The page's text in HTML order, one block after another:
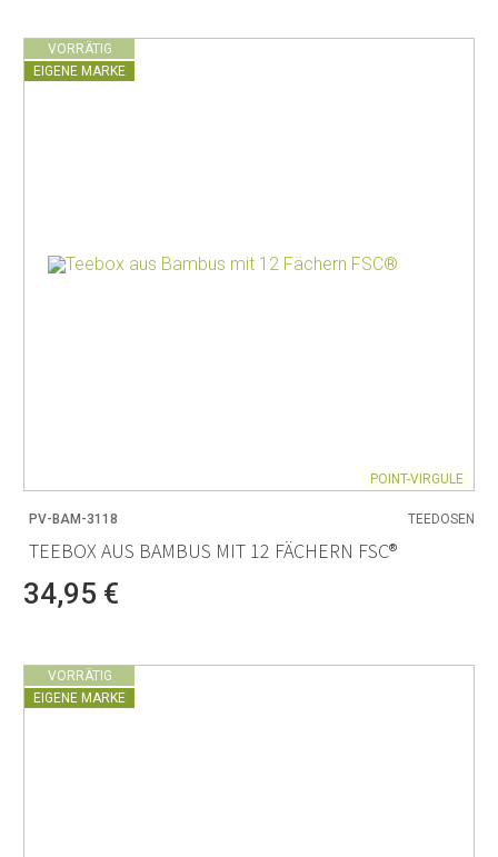
VORRÄTIG
EIGENE MARKE
POINT-VIRGULE
PV-BAM-3118 TEEDOSEN
TEEBOX AUS BAMBUS MIT 12 FÄCHERN FSC®
34,95 €
VORRÄTIG
EIGENE MARKE